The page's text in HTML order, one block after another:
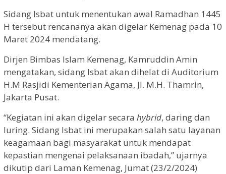
Sidang Isbat untuk menentukan awal Ramadhan 1445
H tersebut rencananya akan digelar Kemenag pada 10
Maret 2024 mendatang.
Dirjen Bimbas Islam Kemenag, Kamruddin Amin
mengatakan, sidang Isbat akan dihelat di Auditorium
H.M Rasjidi Kementerian Agama, Jl. M.H. Thamrin,
Jakarta Pusat.
“Kegiatan ini akan digelar secara hybrid, daring dan
luring. Sidang Isbat ini merupakan salah satu layanan
keagamaan bagi masyarakat untuk mendapat
kepastian mengenai pelaksanaan ibadah,” ujarnya
dikutip dari Laman Kemenag, Jumat (23/2/2024)